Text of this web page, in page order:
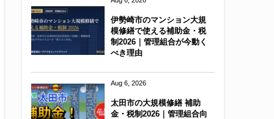
伊勢崎市のマンション大規
模修繕で使える補助金・税
制2026｜管理組合が今動く
べき理由
Aug 6, 2026
太田市の大規模修繕 補助
金・税制2026｜管理組合向